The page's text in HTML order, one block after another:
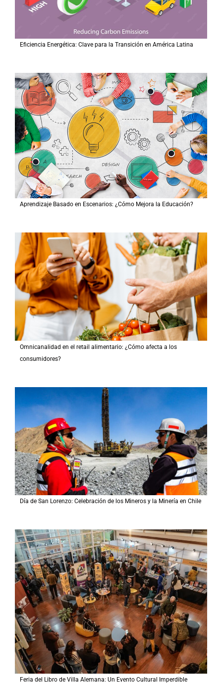
Eficiencia Energética: Clave para la Transición en América Latina
Aprendizaje Basado en Escenarios: ¿Cómo Mejora la Educación?
Omnicanalidad en el retail alimentario: ¿Cómo afecta a los
consumidores?
Día de San Lorenzo: Celebración de los Mineros y la Minería en Chile
Feria del Libro de Villa Alemana: Un Evento Cultural Imperdible